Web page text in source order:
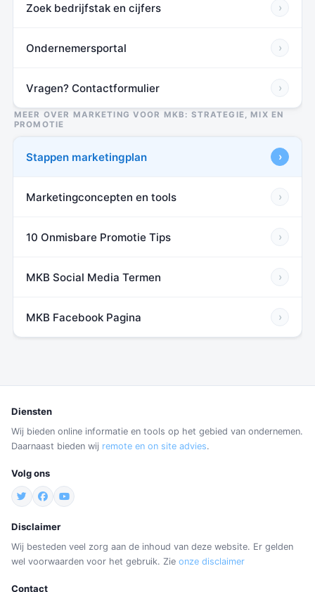
Zoek bedrijfstak en cijfers ›
Ondernemersportal ›
Vragen? Contactformulier ›
MEER OVER MARKETING VOOR MKB: STRATEGIE, MIX EN
PROMOTIE
Stappen marketingplan ›
Marketingconcepten en tools ›
10 Onmisbare Promotie Tips ›
MKB Social Media Termen ›
MKB Facebook Pagina ›
Diensten
Wij bieden online informatie en tools op het gebied van ondernemen.
Daarnaast bieden wij remote en on site advies.
Volg ons
Disclaimer
Wij besteden veel zorg aan de inhoud van deze website. Er gelden
wel voorwaarden voor het gebruik. Zie onze disclaimer
Contact